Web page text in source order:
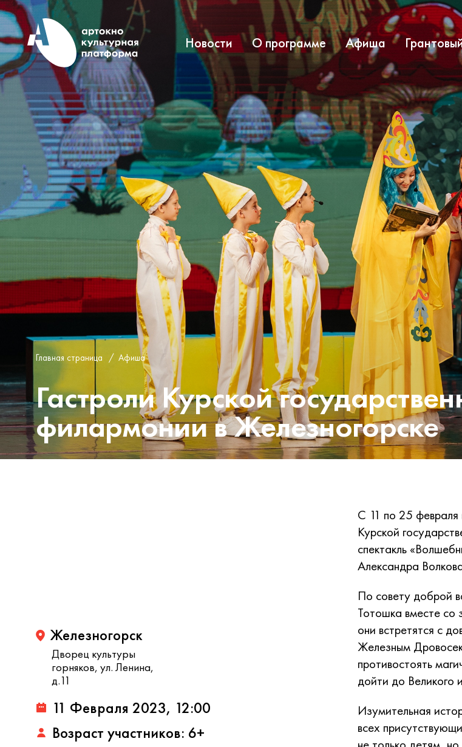
Новости О программе Афиша
Главная страница / Афиша
Гастроли Курской
филармонии в Железногорске
Железногорск
Дворец культуры
горняков, ул. Ленина,
д.11
11 Февраля 2023, 12:00
Возраст участников: 6+
С 11 по 25 февраля
Курской
спектакль
Александра
По совету доброй
Тотошка вместе со
они встретятся с
Железным
противостоять
дойти до Великого
Изумительная
всех